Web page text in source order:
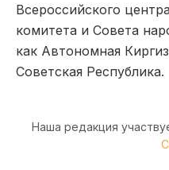
Всероссийского
комитета и Совета
как Автономная
Советская Республика.
Наша редакция